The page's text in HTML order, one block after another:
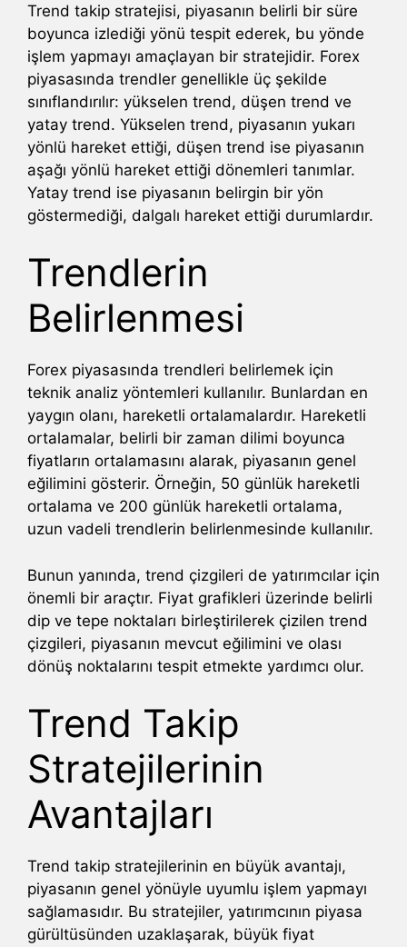
Trend takip stratejisi, piyasanın belirli bir süre
boyunca izlediği yönü tespit ederek, bu yönde
işlem yapmayı amaçlayan bir stratejidir. Forex
piyasasında trendler genellikle üç şekilde
sınıflandırılır: yükselen trend, düşen trend ve
yatay trend. Yükselen trend, piyasanın yukarı
yönlü hareket ettiği, düşen trend ise piyasanın
aşağı yönlü hareket ettiği dönemleri tanımlar.
Yatay trend ise piyasanın belirgin bir yön
göstermediği, dalgalı hareket ettiği durumlardır.
Trendlerin
Belirlenmesi
Forex piyasasında trendleri belirlemek için
teknik analiz yöntemleri kullanılır. Bunlardan en
yaygın olanı, hareketli ortalamalardır. Hareketli
ortalamalar, belirli bir zaman dilimi boyunca
fiyatların ortalamasını alarak, piyasanın genel
eğilimini gösterir. Örneğin, 50 günlük hareketli
ortalama ve 200 günlük hareketli ortalama,
uzun vadeli trendlerin belirlenmesinde kullanılır.
Bunun yanında, trend çizgileri de yatırımcılar için
önemli bir araçtır. Fiyat grafikleri üzerinde belirli
dip ve tepe noktaları birleştirilerek çizilen trend
çizgileri, piyasanın mevcut eğilimini ve olası
dönüş noktalarını tespit etmekte yardımcı olur.
Trend Takip
Stratejilerinin
Avantajları
Trend takip stratejilerinin en büyük avantajı,
piyasanın genel yönüyle uyumlu işlem yapmayı
sağlamasıdır. Bu stratejiler, yatırımcının piyasa
gürültüsünden uzaklaşarak, büyük fiyat